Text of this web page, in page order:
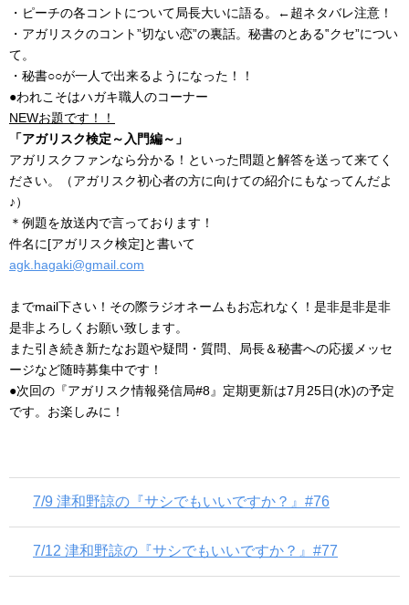
・ピーチの各コントについて局長大いに語る。←超ネタバレ注意！
・アガリスクのコント”切ない恋”の裏話。秘書のとある‟クセ”につい
て。
・秘書○○が一人で出来るようになった！！
●われこそはハガキ職人のコーナー
NEWお題です！！
「アガリスク検定～入門編～」
アガリスクファンなら分かる！といった問題と解答を送って来てく
ださい。（アガリスク初心者の方に向けての紹介にもなってんだよ
♪）
＊例題を放送内で言っております！
件名に[アガリスク検定]と書いて
agk.hagaki@gmail.com
までmail下さい！その際ラジオネームもお忘れなく！是非是非是非
是非よろしくお願い致します。
また引き続き新たなお題や疑問・質問、局長＆秘書への応援メッセ
ージなど随時募集中です！
●次回の『アガリスク情報発信局#8』定期更新は7月25日(水)の予定
です。お楽しみに！
7/9 津和野諒の『サシでもいいですか？』#76
7/12 津和野諒の『サシでもいいですか？』#77